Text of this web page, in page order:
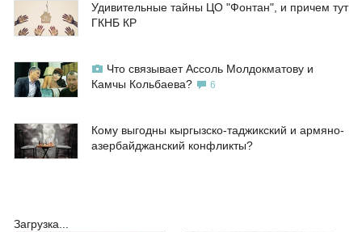
Удивительные тайны ЦО "Фонтан", и причем тут
ГКНБ КР
Что связывает Ассоль Молдокматову и
Камчы Кольбаева?
6
Кому выгодны кыргызско-таджикский и армяно-
азербайджанский конфликты?
Загрузка...